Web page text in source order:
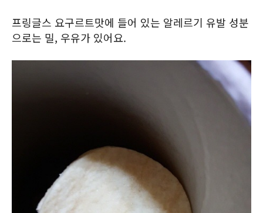
프링글스 요구르트맛에 들어 있는 알레르기 유발 성분
으로는 밀, 우유가 있어요.